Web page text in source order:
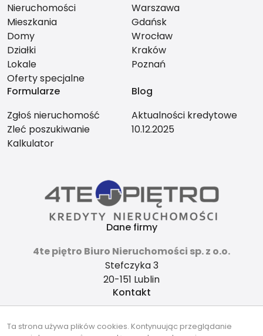
Nieruchomości
Mieszkania
Domy
Działki
Lokale
Oferty specjalne
Warszawa
Gdańsk
Wrocław
Kraków
Poznań
Formularze
Zgłoś nieruchomość
Zleć poszukiwanie
Kalkulator
Blog
Aktualności kredytowe
10.12.2025
Dane firmy
4te piętro Biuro Nieruchomości sp. z o.o.
Stefczyka 3
20-151 Lublin
Kontakt
Ta strona używa plików cookies. Kontynuując przeglądanie